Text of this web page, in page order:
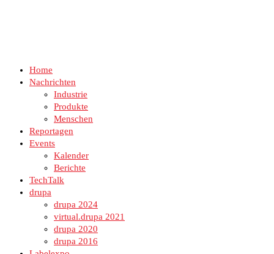
Home
Nachrichten
Industrie
Produkte
Menschen
Reportagen
Events
Kalender
Berichte
TechTalk
drupa
drupa 2024
virtual.drupa 2021
drupa 2020
drupa 2016